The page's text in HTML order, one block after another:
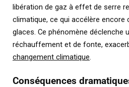
libération de gaz à effet de serre
climatique, ce qui accélère encore
glaces. Ce phénomène déclenche
réchauffement et de fonte,
changement climatique.
Conséquences